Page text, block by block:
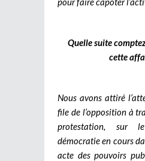
Quelle suite
cette
Nous avons attiré
file de l’opposition à
protestation, sur
démocratie en cours
acte des pouvoirs